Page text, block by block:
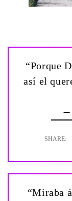
“Porque
así el
“Miraba